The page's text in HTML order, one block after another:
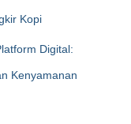
Kopi
Digital:
Kenyamanan